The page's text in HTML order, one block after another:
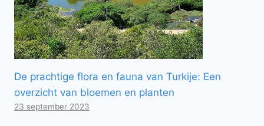
De prachtige flora en fauna van Turkije: Een
overzicht van bloemen en planten
23 september 2023